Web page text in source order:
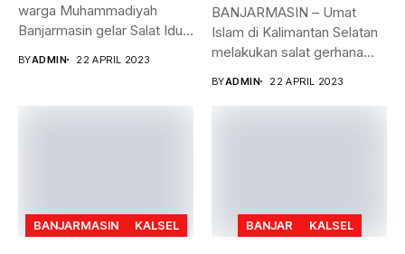
warga Muhammadiyah
Banjarmasin gelar Salat Idul
BYADMIN 22 APRIL 2023
BANJARMASIN – Umat
Islam di Kalimantan Selatan
melakukan salat gerhana
BYADMIN 22 APRIL 2023
BANJARMASIN KALSEL BANJAR KALSEL